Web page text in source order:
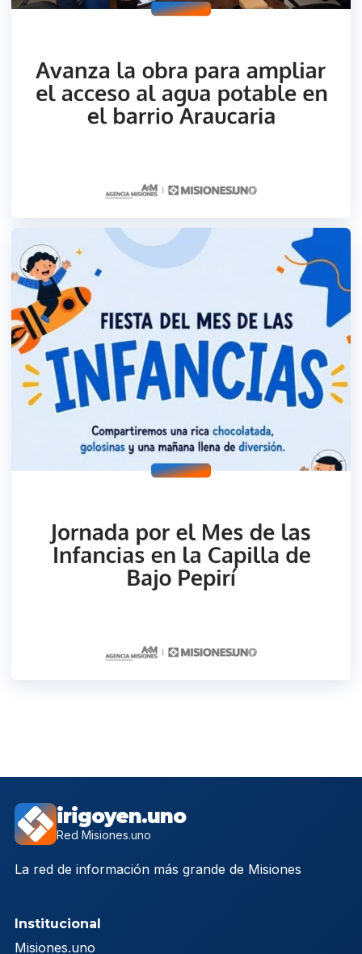
irigoyen.uno
Red Misiones.uno
La red de información más grande de Misiones
Institucional
Misiones.uno